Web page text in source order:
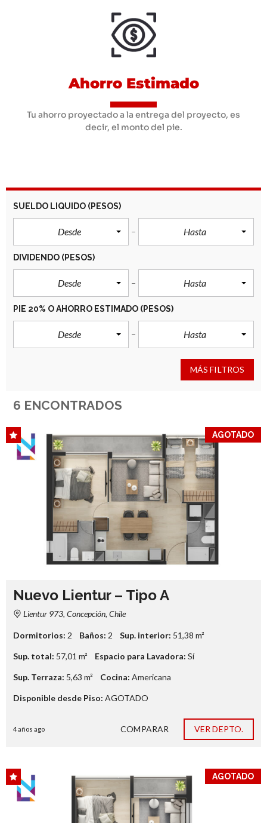
Ahorro Estimado
Tu ahorro proyectado a la entrega del proyecto, es
decir, el monto del pie.
SUELDO LIQUIDO (PESOS)
Desde Hasta
DIVIDENDO (PESOS)
Desde Hasta
PIE 20% O AHORRO ESTIMADO (PESOS)
Desde Hasta
MÁS FILTROS
6 ENCONTRADOS
AGOTADO
Nuevo Lientur – Tipo A
Lientur 973, Concepción, Chile
Dormitorios: 2 Baños: 2 Sup. interior: 51,38 m²
Sup. total: 57,01 m² Espacio para Lavadora: Sí
Sup. Terraza: 5,63 m² Cocina: Americana
Disponible desde Piso: AGOTADO
4 años ago COMPARAR VER DEPTO.
AGOTADO